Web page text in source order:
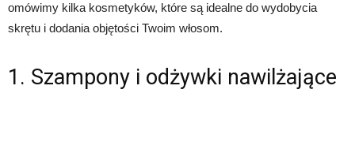
omówimy kilka kosmetyków, które są idealne do wydobycia
skrętu i dodania objętości Twoim włosom.
1. Szampony i odżywki nawilżające